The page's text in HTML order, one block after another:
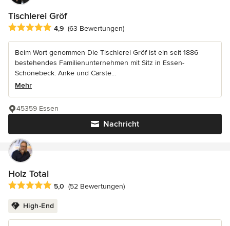
Tischlerei Gröf
Durchschnittliche Bewertung: 4.9 von 5 Sternen
4,9 (63 Bewertungen)
Beim Wort genommen Die Tischlerei Gröf ist ein seit 1886
bestehendes Familienunternehmen mit Sitz in Essen-
Schönebeck. Anke und Carste...
Mehr
Nachricht
45359 Essen
Holz Total
Durchschnittliche Bewertung: 5 von 5 Sternen
5,0 (52 Bewertungen)
High-End